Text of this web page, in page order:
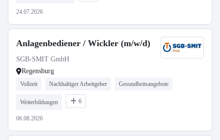
24.07.2026
Anlagenbediener / Wickler (m/w/d)
SGB-SMIT GmbH
Regensburg
Vollzeit Nachhaltiger Arbeitgeber Gesundheitsangebote
Weiterbildungen 6
06.08.2026